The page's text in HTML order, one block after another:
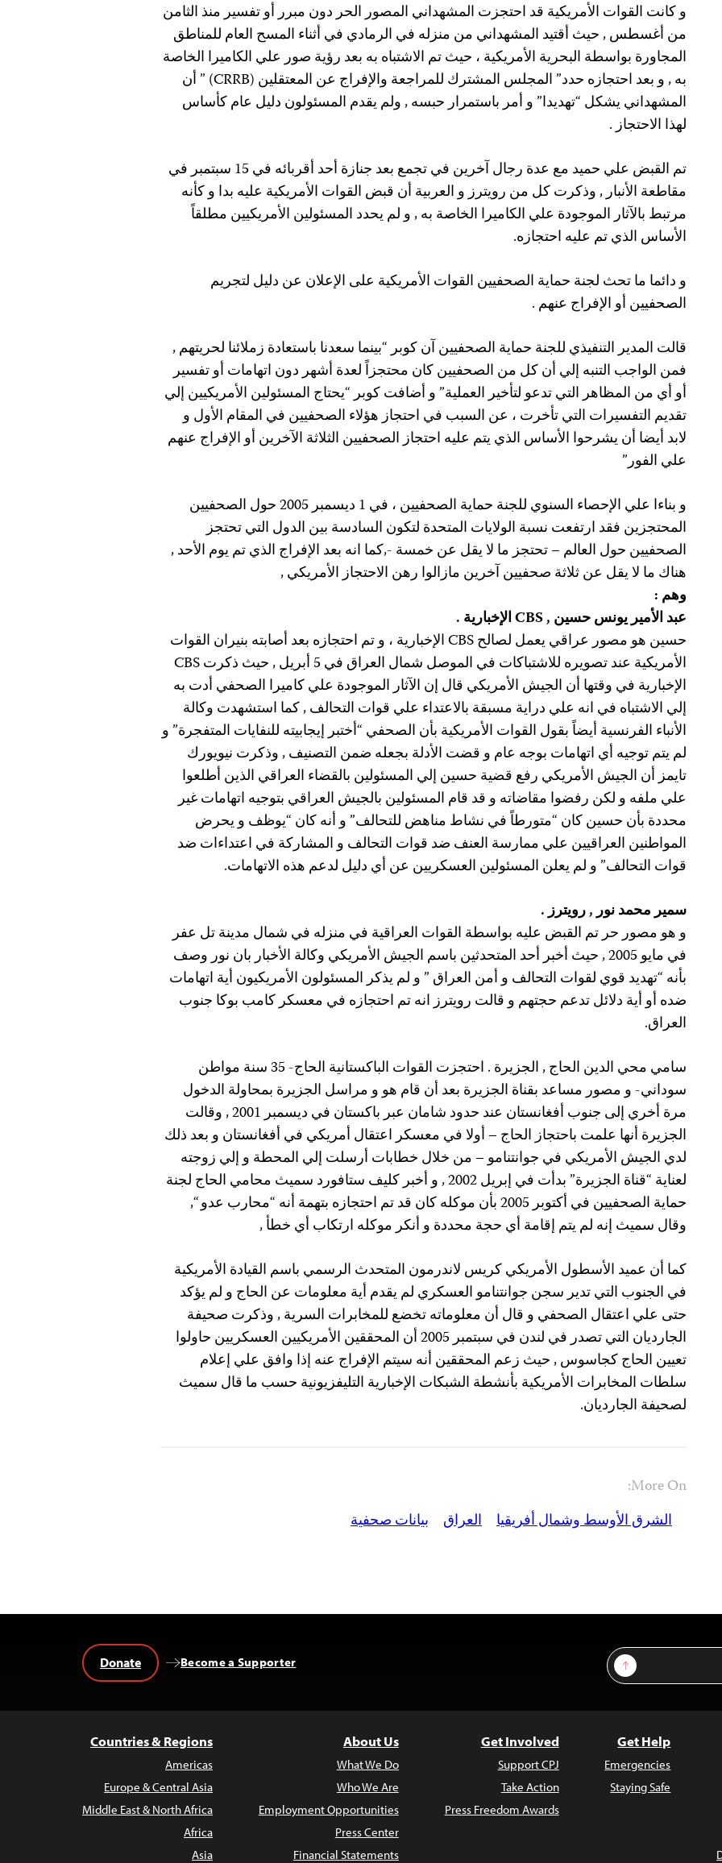
و كانت القوات الأمريكية قد احتجزت المشهداني المصور الحر دون مبرر أو تفسير منذ الثامن
من أغسطس , حيث أقتيد المشهداني من منزله في الرمادي في أثناء المسح العام للمناطق
المجاورة بواسطة البحرية الأمريكية ، حيث تم الاشتباه به بعد رؤية صور علي الكاميرا الخاصة
به , و بعد احتجازه حدد” المجلس المشترك للمراجعة والإفراج عن المعتقلين (CRRB) ” أن
المشهداني يشكل “تهديدا” و أمر باستمرار حبسه , ولم يقدم المسئولون دليل عام كأساس
لهذا الاحتجاز .
تم القبض علي حميد مع عدة رجال آخرين في تجمع بعد جنازة أحد أقربائه في 15 سبتمبر في
مقاطعة الأنبار , وذكرت كل من رويترز و العربية أن قبض القوات الأمريكية عليه بدا و كأنه
مرتبط بالآثار الموجودة علي الكاميرا الخاصة به , و لم يحدد المسئولين الأمريكيين مطلقاً
الأساس الذي تم عليه احتجازه.
و دائما ما تحث لجنة حماية الصحفيين القوات الأمريكية على الإعلان عن دليل لتجريم
الصحفيين أو الإفراج عنهم .
قالت المدير التنفيذي للجنة حماية الصحفيين آن كوبر “بينما سعدنا باستعادة زملائنا لحريتهم ,
فمن الواجب التنبه إلي أن كل من الصحفيين كان محتجزاً لعدة أشهر دون اتهامات أو تفسير
أو أي من المظاهر التي تدعو لتأخير العملية” و أضافت كوبر “يحتاج المسئولين الأمريكيين إلي
تقديم التفسيرات التي تأخرت ، عن السبب في احتجاز هؤلاء الصحفيين في المقام الأول و
لابد أيضا أن يشرحوا الأساس الذي يتم عليه احتجاز الصحفيين الثلاثة الآخرين أو الإفراج عنهم
علي الفور”
و بناءا علي الإحصاء السنوي للجنة حماية الصحفيين ، في 1 ديسمبر 2005 حول الصحفيين
المحتجزين فقد ارتفعت نسبة الولايات المتحدة لتكون السادسة بين الدول التي تحتجز
الصحفيين حول العالم – تحتجز ما لا يقل عن خمسة -,كما انه بعد الإفراج الذي تم يوم الأحد ,
هناك ما لا يقل عن ثلاثة صحفيين آخرين مازالوا رهن الاحتجاز الأمريكي ,
وهم :
عبد الأمير يونس حسين , CBS الإخبارية .
حسين هو مصور عراقي يعمل لصالح CBS الإخبارية ، و تم احتجازه بعد أصابته بنيران القوات
الأمريكية عند تصويره للاشتباكات في الموصل شمال العراق في 5 أبريل , حيث ذكرت CBS
الإخبارية في وقتها أن الجيش الأمريكي قال إن الآثار الموجودة علي كاميرا الصحفي أدت به
إلي الاشتباه في انه علي دراية مسبقة بالاعتداء علي قوات التحالف , كما استشهدت وكالة
الأنباء الفرنسية أيضاً بقول القوات الأمريكية بأن الصحفي “أختبر إيجابيته للنفايات المتفجرة” و
لم يتم توجيه أي اتهامات بوجه عام و قضت الأدلة بجعله ضمن التصنيف , وذكرت نيويورك
تايمز أن الجيش الأمريكي رفع قضية حسين إلي المسئولين بالقضاء العراقي الذين أطلعوا
علي ملفه و لكن رفضوا مقاضاته و قد قام المسئولين بالجيش العراقي بتوجيه اتهامات غير
محددة بأن حسين كان “متورطاً في نشاط مناهض للتحالف” و أنه كان “يوظف و يحرض
المواطنين العراقيين علي ممارسة العنف ضد قوات التحالف و المشاركة في اعتداءات ضد
قوات التحالف” و لم يعلن المسئولين العسكريين عن أي دليل لدعم هذه الاتهامات.
سمير محمد نور , رويترز .
و هو مصور حر تم القبض عليه بواسطة القوات العراقية في منزله في شمال مدينة تل عفر
في مايو 2005 , حيث أخبر أحد المتحدثين باسم الجيش الأمريكي وكالة الأخبار بان نور وصف
بأنه “تهديد قوي لقوات التحالف و أمن العراق ” و لم يذكر المسئولون الأمريكيون أية اتهامات
ضده أو أية دلائل تدعم حجتهم و قالت رويترز انه تم احتجازه في معسكر كامب بوكا جنوب
العراق.
سامي محي الدين الحاج , الجزيرة . احتجزت القوات الباكستانية الحاج- 35 سنة مواطن
سوداني- و مصور مساعد بقناة الجزيرة بعد أن قام هو و مراسل الجزيرة بمحاولة الدخول
مرة أخري إلى جنوب أفغانستان عند حدود شامان عبر باكستان في ديسمبر 2001 , وقالت
الجزيرة أنها علمت باحتجاز الحاج – أولا في معسكر اعتقال أمريكي في أفغانستان و بعد ذلك
لدي الجيش الأمريكي في جوانتنامو – من خلال خطابات أرسلت إلي المحطة و إلي زوجته
لعناية “قناة الجزيرة” بدأت في إبريل 2002 , و أخبر كليف ستافورد سميث محامي الحاج لجنة
حماية الصحفيين في أكتوبر 2005 بأن موكله كان قد تم احتجازه بتهمة أنه “محارب عدو “,
وقال سميث إنه لم يتم إقامة أي حجة محددة و أنكر موكله ارتكاب أي خطأ ,
كما أن عميد الأسطول الأمريكي كريس لاندرمون المتحدث الرسمي باسم القيادة الأمريكية
في الجنوب التي تدير سجن جوانتنامو العسكري لم يقدم أية معلومات عن الحاج و لم يؤكد
حتى علي اعتقال الصحفي و قال أن معلوماته تخضع للمخابرات السرية , وذكرت صحيفة
الجارديان التي تصدر في لندن في سبتمبر 2005 أن المحققين الأمريكيين العسكريين حاولوا
تعيين الحاج كجاسوس , حيث زعم المحققين أنه سيتم الإفراج عنه إذا وافق علي إعلام
سلطات المخابرات الأمريكية بأنشطة الشبكات الإخبارية التليفزيونية حسب ما قال سميث
لصحيفة الجارديان.
More On:
الشرق الأوسط وشمال أفريقيا
العراق بيانات صحفية
Sign Up
Become a Supporter
Donate
Get Help
Emergencies
Staying Safe
Get Involved
Support CPJ
Take Action
Press Freedom Awards
About Us
What We Do
Who We Are
Employment Opportunities
Press Center
Financial Statements
Countries & Regions
Americas
Europe & Central Asia
Middle East & North Africa
Africa
Asia